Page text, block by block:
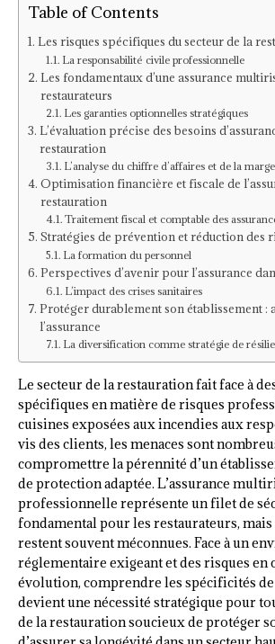
Table of Contents
Les risques spécifiques du secteur de la
La responsabilité civile professionnelle
Les fondamentaux d’une assurance
restaurateurs
Les garanties optionnelles stratégiques
L’évaluation précise des besoins
restauration
L’analyse du chiffre d’affaires et de la marge
Optimisation financière et fiscale de
restauration
Traitement fiscal et comptable des
Stratégies de prévention et réduction des
La formation du personnel
Perspectives d’avenir pour l’assurance
L’impact des crises sanitaires
Protéger durablement son établissement :
l’assurance
La diversification comme stratégie de
Le secteur de la restauration fait face à
spécifiques en matière de risques
cuisines exposées aux incendies aux
vis des clients, les menaces sont
compromettre la pérennité d’un
de protection adaptée. L’assurance
professionnelle représente un filet de
fondamental pour les restaurateurs,
restent souvent méconnues. Face à un
réglementaire exigeant et des risques en
évolution, comprendre les spécificités
devient une nécessité stratégique pour
de la restauration soucieux de protéger